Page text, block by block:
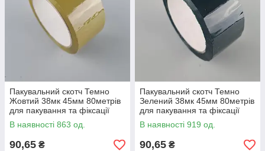
Пакувальний скотч Темно
Жовтий 38мк 45мм 80метрів
для пакування та фіксації
В наявності 863 од.
90,65 ₴
Пакувальний скотч Темно
Зелений 38мк 45мм 80метрів
для пакування та фіксації
В наявності 919 од.
90,65 ₴